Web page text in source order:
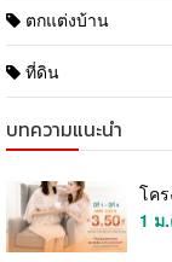
ตกแต่งบ้าน
ที่ดิน
บทความแนะนำ
1 ม